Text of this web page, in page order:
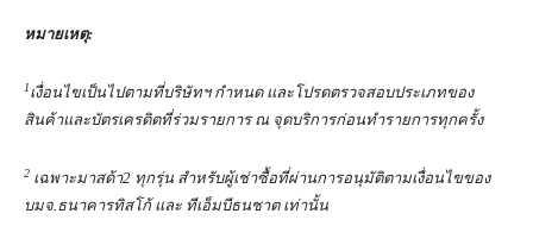
หมายเหตุ:
1เงื่อนไขเป็นไปตามที่บริษัทฯ กำหนด และโปรดตรวจสอบประเภทของ
สินค้าและบัตรเครดิตที่ร่วมรายการ ณ จุดบริการก่อนทำรายการทุกครั้ง
2 เฉพาะมาสด้า2 ทุกรุ่น สำหรับผู้เช่าซื้อที่ผ่านการอนุมัติตามเงื่อนไขของ
บมจ.ธนาคารทิสโก้ และ ทีเอ็มบีธนชาต เท่านั้น